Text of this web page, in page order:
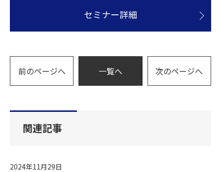
セミナー詳細
前のページへ 一覧へ 次のページへ
関連記事
2024年11月29日